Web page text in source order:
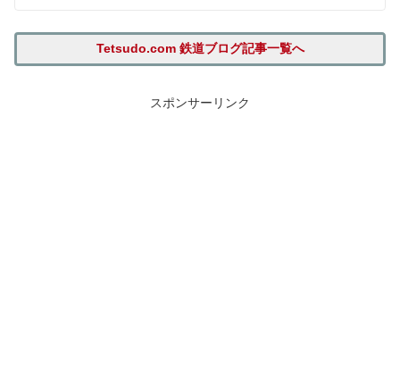
Tetsudo.com 鉄道ブログ記事一覧へ
スポンサーリンク